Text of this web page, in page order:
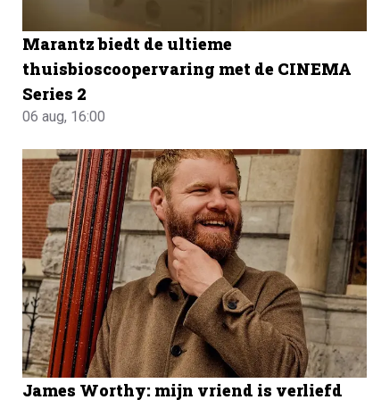
Marantz biedt de ultieme
thuisbioscoopervaring met de CINEMA
Series 2
06 aug, 16:00
James Worthy: mijn vriend is verliefd